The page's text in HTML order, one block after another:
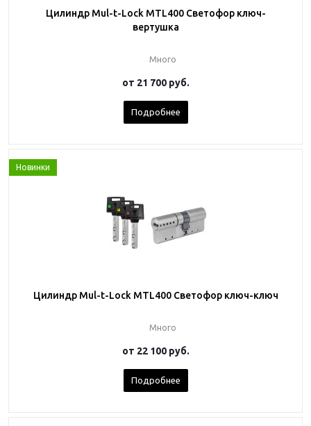
Цилиндр Mul-t-Lock MTL400 Светофор ключ-
вертушка
Много
от 21 700 руб.
Подробнее
Новинки
Цилиндр Mul-t-Lock MTL400 Светофор ключ-ключ
Много
от 22 100 руб.
Подробнее